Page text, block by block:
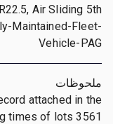
Air Sliding 5th
Maintained-Fleet-
Vehicle-PAG
ملحوظات
attached in the
times of lots 3561